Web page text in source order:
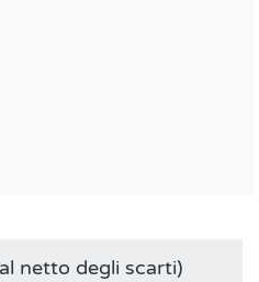
netto degli scarti)